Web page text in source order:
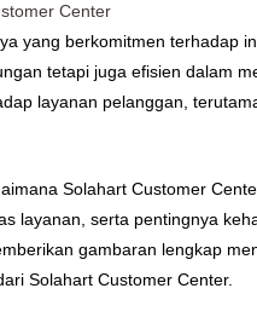
Center
yang berkomitmen terhadap
tetapi juga efisien dalam
layanan pelanggan,
Solahart Customer
layanan, serta pentingnya
gambaran lengkap
Solahart Customer Center.